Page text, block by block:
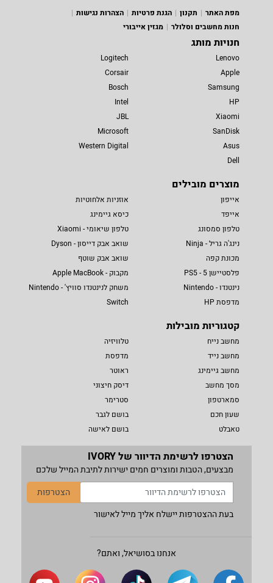
מפת האתר
תקנון הגנת פרטיות
הצהרות נגישות
חנות מחשבים וסלולר
מגזין אייבורי
חנויות מותג
Lenovo
Apple
Samsung
HP
Xiaomi
SanDisk
Asus
Dell
Logitech
Corsair
Bosch
Intel
JBL
Microsoft
Western Digital
מוצרים מובילים
אייפון
אייפד
טלפון סמסונג
נינג'ה גריל - Ninja
מכונת קפה
פלסטיישן 5 - PS5
נינטנדו - Nintendo
מדפסת HP
אוזניות אלחוטיות
כיסא גיימינג
טלפון שיאומי - Xiaomi
שואב אבק דייסון - Dyson
שואב אבק שוטף
מקבוק - Apple MacBook
משחק לנינטנדו סוויץ' - Nintendo
Switch
קטגוריות מובילות
מחשב נייח
מחשב נייד
מחשב גיימינג
מסך מחשב
סמארטפון
שעון חכם
טאבלט
טלוויזיה
מדפסת
ראוטר
דיסק חיצוני
סטרימר
בושם לגבר
בושם לאישה
הצטרפו לרשימת הדיוור של IVORY
מבצעים, הטבות ומוצרים חמים ישירות לתיבת המייל שלכם
הצטרפות
בעת ההצטרפות יישלח אליך מייל לאישור
אנחנו בסושיאל, ואתם?